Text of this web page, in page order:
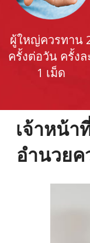
ผู้ใหญ่ควรทาน
ครั้งต่อวัน ครั้งล
1 เม็ด
เจ้าหน้า
อำนวย